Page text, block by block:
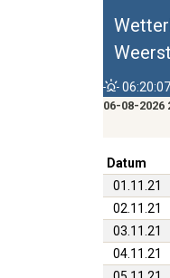
06:20:07
06-08-2026
Datum
01.11.21
02.11.21
03.11.21
04.11.21